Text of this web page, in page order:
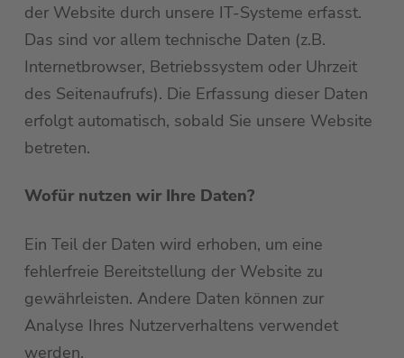
der Website durch unsere IT-Systeme erfasst.
Das sind vor allem technische Daten (z.B.
Internetbrowser, Betriebssystem oder Uhrzeit
des Seitenaufrufs). Die Erfassung dieser Daten
erfolgt automatisch, sobald Sie unsere Website
betreten.
Wofür nutzen wir Ihre Daten?
Ein Teil der Daten wird erhoben, um eine
fehlerfreie Bereitstellung der Website zu
gewährleisten. Andere Daten können zur
Analyse Ihres Nutzerverhaltens verwendet
werden.